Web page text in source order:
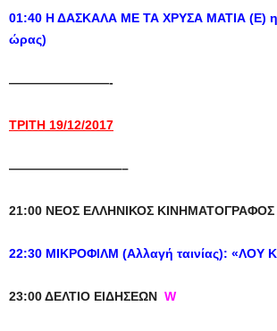
01:40 Η ΔΑΣΚΑΛΑ ΜΕ ΤΑ ΧΡΥΣΑ ΜΑΤΙΑ (Ε)
ώρας)
————————-
ΤΡΙΤΗ 19/12/2017
—————————–
21:00 ΝΕΟΣ ΕΛΛΗΝΙΚΟΣ ΚΙΝΗΜΑΤΟΓΡΑΦΟΣ
22:30 ΜΙΚΡΟΦΙΛΜ (Αλλαγή ταινίας): «ΛΟΥ
23:00 ΔΕΛΤΙΟ ΕΙΔΗΣΕΩΝ W